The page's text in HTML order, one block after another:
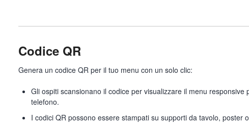
Codice QR
Genera un codice QR per il tuo menu con un solo clic:
Gli ospiti scansionano il codice per visualizzare il menu responsive
telefono.
I codici QR possono essere stampati su supporti da tavolo, poster